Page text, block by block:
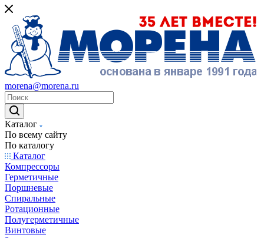
morena@morena.ru
Каталог
По всему сайту
По каталогу
Каталог
Компрессоры
Герметичные
Поршневые
Спиральные
Ротационные
Полугерметичные
Винтовые